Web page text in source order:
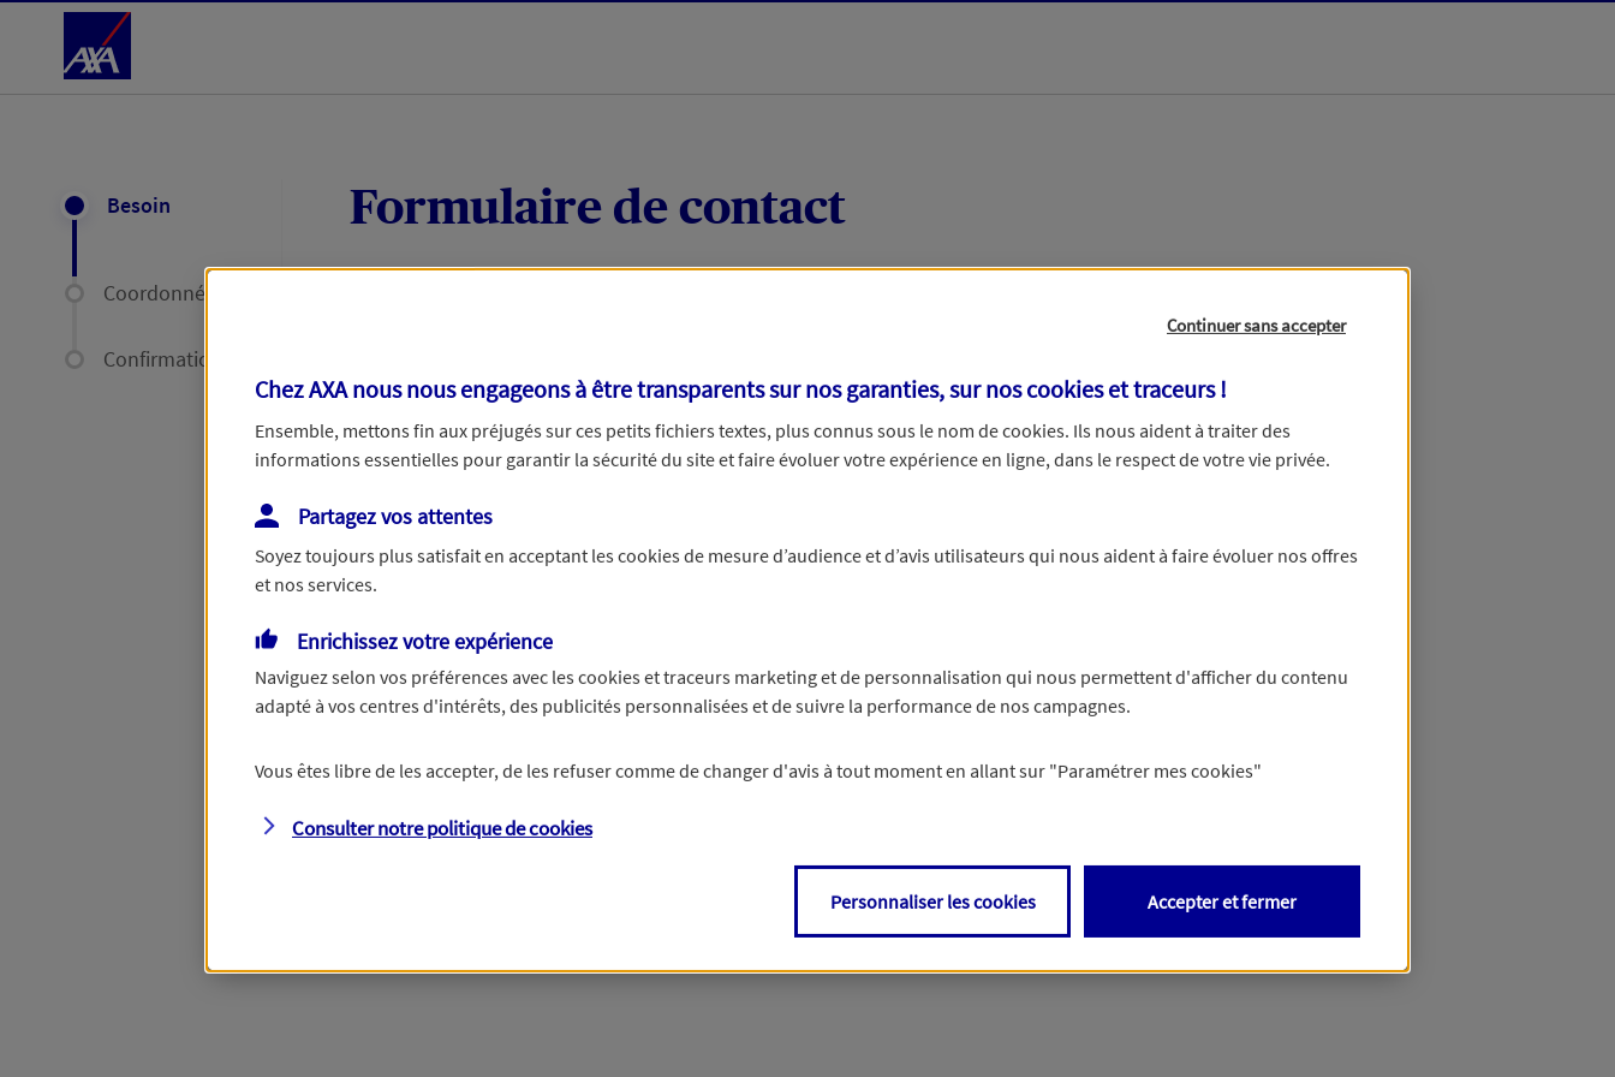
Accéder au Contenu
Besoin
Coordonnées
Confirmation
Formulaire de contact
Votre message :
Vous disposez de droits sur les informations vous concernant. Pour plus d’informations,
Continuer sans accepter
Chez AXA nous nous engageons à être transparents sur nos garanties, sur noscookies et traceurs!
Ensemble, mettons fin aux préjugés sur ces petits fichiers textes, plus connus sous le nom decookies. Ils nous aident à traiter des
informations essentielles pour garantir la sécurité du site et faire évoluer votre expérience en ligne, dans le respect de votre vie privée.
Partagez vos attentes
Soyez toujours plus satisfait en acceptant les cookies de mesure d’audience et d’avis utilisateurs qui nous aident à faire évoluer nos offres
et nos services.
Enrichissez votre expérience
Naviguez selon vos préférences avec les cookies et traceurs marketing et de personnalisation qui nous permettent d'afficher du contenu
adapté à vos centres d'intérêts, des publicités personnalisées et de suivre la performance de nos campagnes.
Vous êtes libre de les accepter, de les refuser comme de changer d'avis à tout moment en allant sur "Paramétrer mes cookies"
Consulter notre politique decookies
Personnaliser les cookies Accepter et fermer